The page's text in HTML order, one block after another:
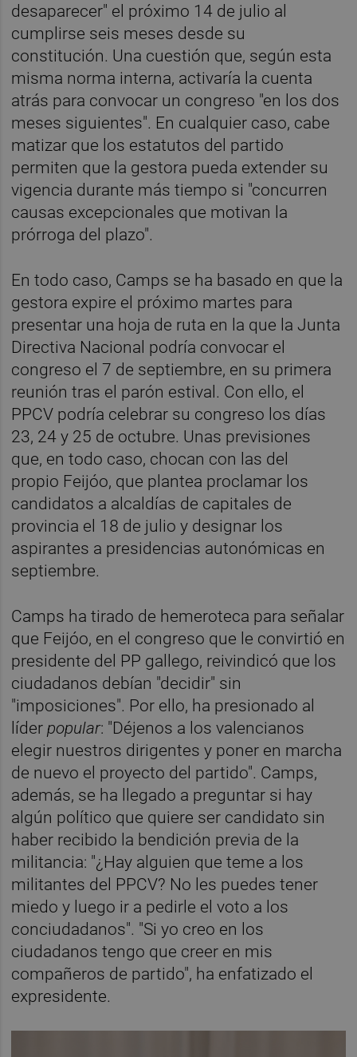
desaparecer" el próximo 14 de julio al
cumplirse seis meses desde su
constitución. Una cuestión que, según esta
misma norma interna, activaría la cuenta
atrás para convocar un congreso "en los dos
meses siguientes". En cualquier caso, cabe
matizar que los estatutos del partido
permiten que la gestora pueda extender su
vigencia durante más tiempo si "concurren
causas excepcionales que motivan la
prórroga del plazo".
En todo caso, Camps se ha basado en que la
gestora expire el próximo martes para
presentar una hoja de ruta en la que la Junta
Directiva Nacional podría convocar el
congreso el 7 de septiembre, en su primera
reunión tras el parón estival. Con ello, el
PPCV podría celebrar su congreso los días
23, 24 y 25 de octubre. Unas previsiones
que, en todo caso, chocan con las del
propio Feijóo, que plantea proclamar los
candidatos a alcaldías de capitales de
provincia el 18 de julio y designar los
aspirantes a presidencias autonómicas en
septiembre.
Camps ha tirado de hemeroteca para señalar
que Feijóo, en el congreso que le convirtió en
presidente del PP gallego, reivindicó que los
ciudadanos debían "decidir" sin
"imposiciones". Por ello, ha presionado al
líderpopular: "Déjenos a los valencianos
elegir nuestros dirigentes y poner en marcha
de nuevo el proyecto del partido". Camps,
además, se ha llegado a preguntar si hay
algún político que quiere ser candidato sin
haber recibido la bendición previa de la
militancia: "¿Hay alguien que teme a los
militantes del PPCV? No les puedes tener
miedo y luego ir a pedirle el voto a los
conciudadanos". "Si yo creo en los
ciudadanos tengo que creer en mis
compañeros de partido", ha enfatizado el
expresidente.